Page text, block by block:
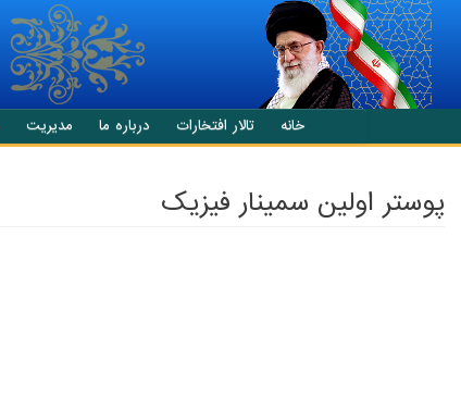
انتقال به محتوای اصلی
خانه تالار افتخارات درباره ما مدیریت
پوستر اولین سمینار فیزیک